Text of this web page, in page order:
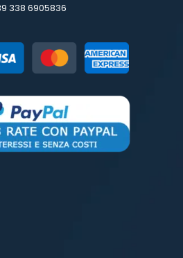
338 6905836